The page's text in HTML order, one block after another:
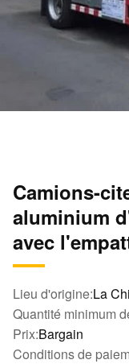
Camions-
aluminium
avec
Lieu d'origine:La
Quantité minimum
Prix:Bargain
Conditions de